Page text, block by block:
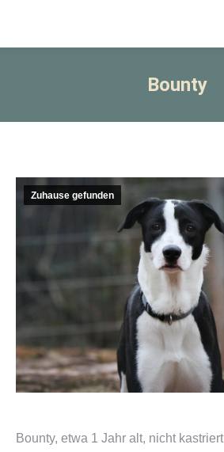
Bounty
Zuhause gefunden
Bounty, etwa 1 Jahr alt, nicht kastriert